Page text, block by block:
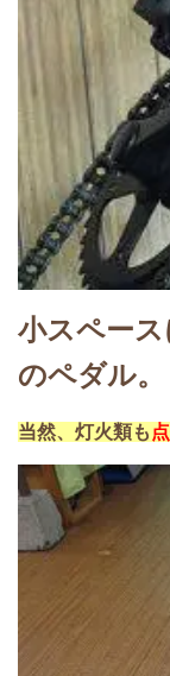
小スペー
のペダル。
当然、灯火類も